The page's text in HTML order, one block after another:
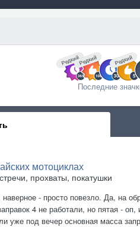
РедкийРедкий Редкий
Последние
мотоциклах
прохваты, покатушки
- просто повезло. Да, на
4 не работали, но пятая -
уже под вечер основная масса